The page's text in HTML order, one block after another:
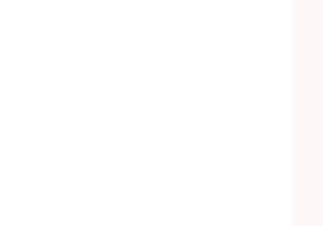
ら
ラコンサート